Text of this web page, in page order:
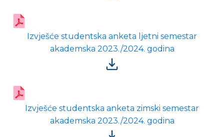
Izvješće studentska anketa ljetni semestar
akademska 2023./2024. godina
Izvješće studentska anketa zimski semestar
akademska 2023./2024. godina